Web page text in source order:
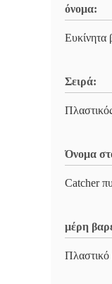
όνομα:
Ευκίνητα
Σειρά:
Όνομα
Catcher
μέρη
Πλαστικό